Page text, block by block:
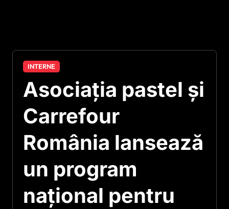
INTERNE
Asociația pastel și
Carrefour
România lansează
un program
național pentru